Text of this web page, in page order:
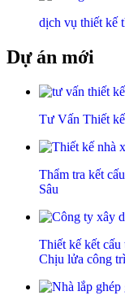
dịch vụ thiết kế
Dự án mới
Tư Vấn Thiết
Thẩm tra kết
Sâu
Thiết kế kết
Chịu lửa công